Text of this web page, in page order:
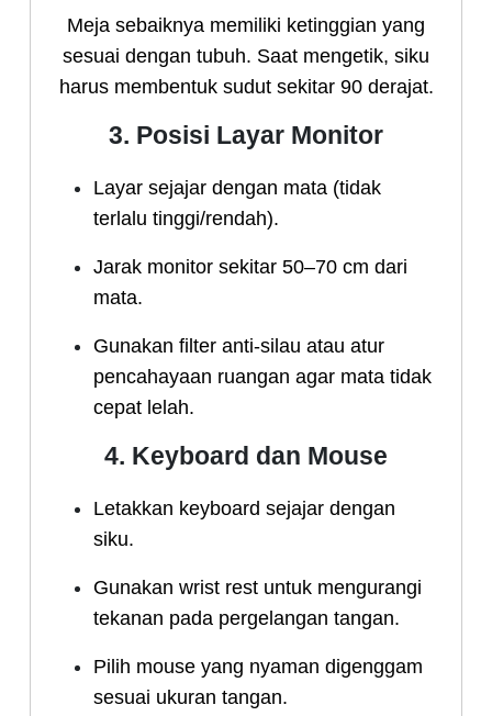
Meja sebaiknya memiliki ketinggian yang
sesuai dengan tubuh. Saat mengetik, siku
harus membentuk sudut sekitar 90 derajat.
3. Posisi Layar Monitor
Layar sejajar dengan mata (tidak
terlalu tinggi/rendah).
Jarak monitor sekitar 50–70 cm dari
mata.
Gunakan filter anti-silau atau atur
pencahayaan ruangan agar mata tidak
cepat lelah.
4. Keyboard dan Mouse
Letakkan keyboard sejajar dengan
siku.
Gunakan wrist rest untuk mengurangi
tekanan pada pergelangan tangan.
Pilih mouse yang nyaman digenggam
sesuai ukuran tangan.